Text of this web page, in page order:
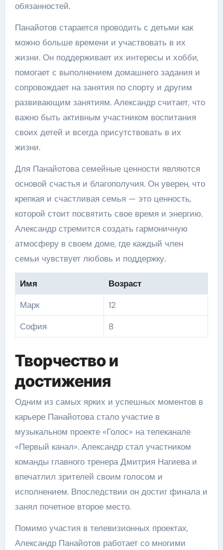
обязанностей.
Панайотов старается проводить с детьми как
можно больше времени и участвовать в их
жизни. Он поддерживает их интересы и хобби,
помогает с выполнением домашнего задания и
сопровождает на занятия по спорту и другим
развивающим занятиям. Александр считает, что
важно быть активным участником воспитания
своих детей и всегда присутствовать в их
жизни.
Для Панайотова семейные ценности являются
основой счастья и благополучия. Он уверен, что
крепкая и счастливая семья — это ценность,
которой стоит посвятить свое время и энергию.
Александр стремится создать гармоничную
атмосферу в своем доме, где каждый член
семьи чувствует любовь и поддержку.
Имя
Возраст
Марк
12
София
8
Творчество и
достижения
Одним из самых ярких и успешных моментов в
карьере Панайотова стало участие в
музыкальном проекте «Голос» на телеканале
«Первый канал». Александр стал участником
команды главного тренера Дмитрия Нагиева и
впечатлил зрителей своим голосом и
исполнением. Впоследствии он достиг финала и
занял почетное второе место.
Помимо участия в телевизионных проектах,
Александр Панайотов работает со многими